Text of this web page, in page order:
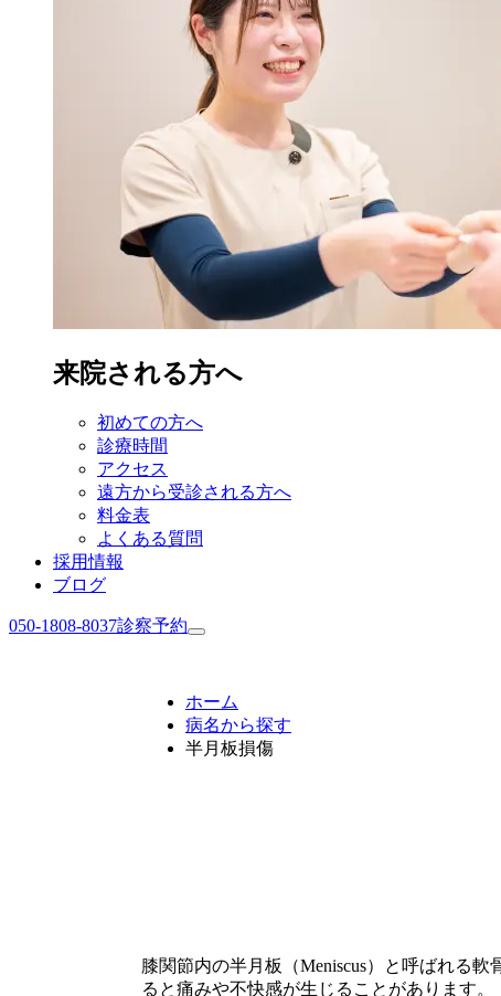
来院される方へ
初めての方へ
診療時間
アクセス
遠方から受診される方へ
料金表
よくある質問
採用情報
ブログ
050-1808-8037診察予約
ホーム
病名から探す
半月板損傷
膝関節内の半月板（Meniscus）と呼ばれる
ると痛みや不快感が生じることがあります。